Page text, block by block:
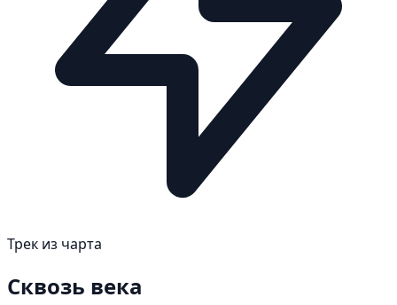
Трек из чарта
Сквозь века